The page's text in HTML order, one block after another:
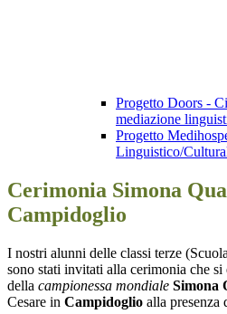
Progetto Doors -
mediazione
Progetto
Linguistico/
Cerimonia Simona
Campidoglio
I nostri alunni delle classi terze
sono stati invitati alla cerimonia che si
della campionessa mondiale Simona
Cesare in Campidoglio alla presenza